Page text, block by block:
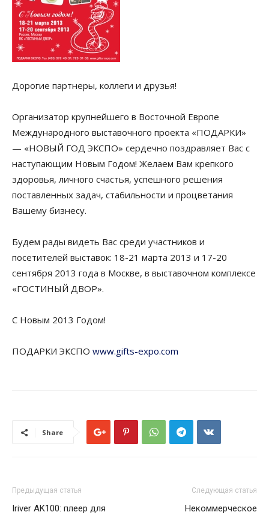
Дорогие партнеры, коллеги и друзья!
Организатор крупнейшего в Восточной Европе
Международного выставочного проекта «ПОДАРКИ»
— «НОВЫЙ ГОД ЭКСПО» сердечно поздравляет Вас с
наступающим Новым Годом! Желаем Вам крепкого
здоровья, личного счастья, успешного решения
поставленных задач, стабильности и процветания
Вашему бизнесу.
Будем рады видеть Вас среди участников и
посетителей выставок: 18-21 марта 2013 и 17-20
сентября 2013 года в Москве, в выставочном комплексе
«ГОСТИНЫЙ ДВОР».
С Новым 2013 Годом!
ПОДАРКИ ЭКСПО www.gifts-expo.com
Share
Предыдущая статья
Iriver AK100: плеер для
Следующая статья
Некоммерческое